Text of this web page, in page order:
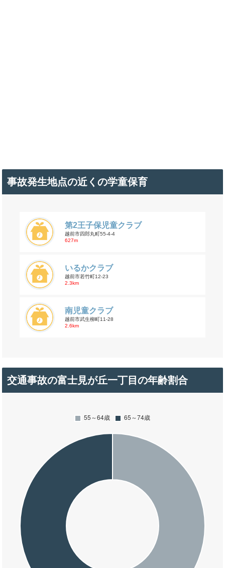
事故発生地点の近くの学童保育
第2王子保児童クラブ
越前市四郎丸町55-4-4
627m
いるかクラブ
越前市若竹町12-23
2.3km
南児童クラブ
越前市武生柳町11-28
2.6km
交通事故の富士見が丘一丁目の年齢割合